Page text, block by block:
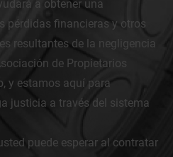
a obtener una
pérdidas financieras y otros
resultantes de la negligencia
de Propietarios
y estamos aquí para
justicia a través del sistema
puede esperar al contratar